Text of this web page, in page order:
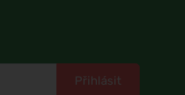
Přihlásit